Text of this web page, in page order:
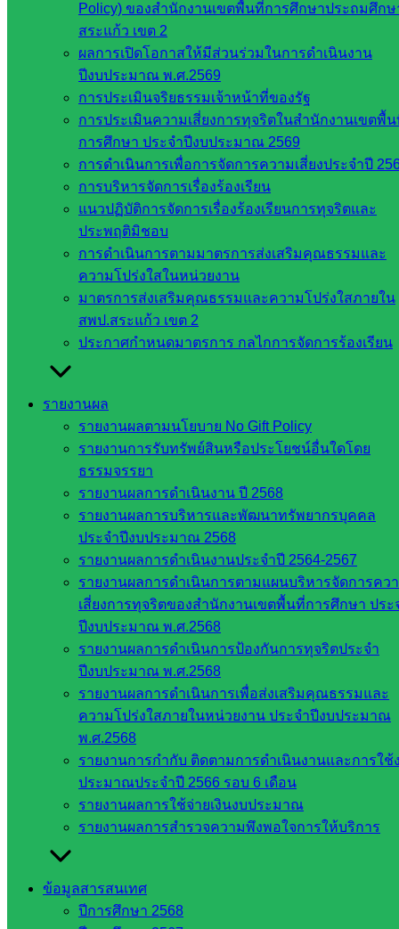
Policy) ของสำนักงานเขตพื้นที่การศึกษาประถมศึกษ
สระแก้ว เขต 2
ผลการเปิดโอกาสให้มีส่วนร่วมในการดำเนินงาน
ปีงบประมาณ พ.ศ.2569
การประเมินจริยธรรมเจ้าหน้าที่ของรัฐ
การประเมินความเสี่ยงการทุจริตในสำนักงานเขตพื้
การศึกษา ประจำปีงบประมาณ 2569
การดำเนินการเพื่อการจัดการความเสี่ยงประจำปี
การบริหารจัดการเรื่องร้องเรียน
แนวปฏิบัติการจัดการเรื่องร้องเรียนการทุจริตและ
ประพฤติมิชอบ
การดำเนินการตามมาตรการส่งเสริมคุณธรรมและ
ความโปร่งใสในหน่วยงาน
มาตรการส่งเสริมคุณธรรมและความโปร่งใสภายใน
สพป.สระแก้ว เขต 2
ประกาศกำหนดมาตรการ กลไกการจัดการร้องเรียน
รายงานผล
รายงานผลตามนโยบาย No Gift Policy
รายงานการรับทรัพย์สินหรือประโยชน์อื่นใดโดย
ธรรมจรรยา
รายงานผลการดำเนินงาน ปี 2568
รายงานผลการบริหารและพัฒนาทรัพยากรบุคคล
ประจำปีงบประมาณ 2568
รายงานผลการดำเนินงานประจำปี 2564-2567
รายงานผลการดำเนินการตามแผนบริหารจัดการคว
เสี่ยงการทุจริตของสำนักงานเขตพื้นที่การศึกษา ประ
ปีงบประมาณ พ.ศ.2568
รายงานผลการดำเนินการป้องกันการทุจริตประจำ
ปีงบประมาณ พ.ศ.2568
รายงานผลการดำเนินการเพื่อส่งเสริมคุณธรรมและ
ความโปร่งใสภายในหน่วยงาน ประจำปีงบประมาณ
พ.ศ.2568
รายงานการกำกับ ติดตามการดำเนินงานและการใช้
ประมาณประจำปี 2566 รอบ 6 เดือน
รายงานผลการใช้จ่ายเงินงบประมาณ
รายงานผลการสำรวจความพึงพอใจการให้บริการ
ข้อมูลสารสนเทศ
ปีการศึกษา 2568
เว็บไซต์
หน่วยงาน
ในจังหวัด
สระแก้ว
จังหวัด
สระแก้ว
บริหาร
ส่วน
จังหวัด
สระแก้ว
ศึกษาธิการ
จังหวัด
สระแก้ว
สำนักงาน
ส.ก.ส.ค.
จังหวัด
สระแก้ว
สพป.
สระแก้ว
เขต 1
สพป.สระแก้ว
โรงเรียน
ในสังกัด
สพป.สระแก้ว
เขต 1
โรงเรียน
สพป.สระแก้ว